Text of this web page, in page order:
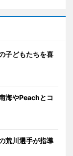
子どもたちを喜
海やPeachとコ
荒川選手が指導